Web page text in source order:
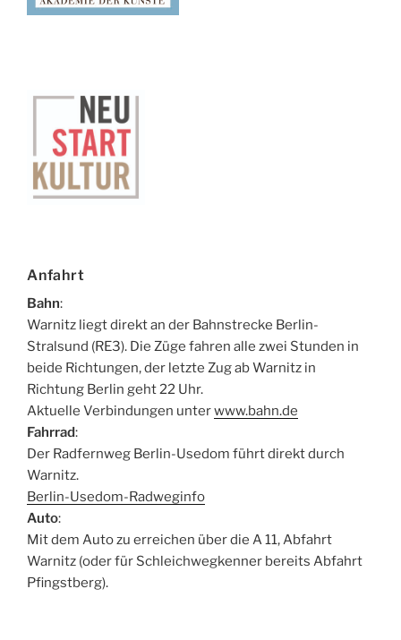
Anfahrt
Bahn:
Warnitz liegt direkt an der Bahnstrecke Berlin-
Stralsund (RE3). Die Züge fahren alle zwei Stunden in
beide Richtungen, der letzte Zug ab Warnitz in
Richtung Berlin geht 22 Uhr.
Aktuelle Verbindungen unterwww.bahn.de
Fahrrad:
Der Radfernweg Berlin-Usedom führt direkt durch
Warnitz.
Berlin-Usedom-Radweginfo
Auto:
Mit dem Auto zu erreichen über die A 11, Abfahrt
Warnitz (oder für Schleichwegkenner bereits Abfahrt
Pfingstberg).